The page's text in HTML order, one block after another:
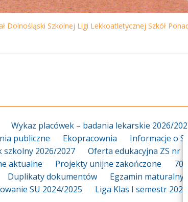
Dolnośląski Szkolnej Ligi Lekkoatletycznej Szkół
Wykaz placówek – badania lekarskie 2026/
publiczne Ekopracownia Informacje o
szkolny 2026/2027 Oferta edukacyjna ZS nr
aktualne Projekty unijne zakończone
Duplikaty dokumentów Egzamin maturalny
SU 2024/2025 Liga Klas I semestr